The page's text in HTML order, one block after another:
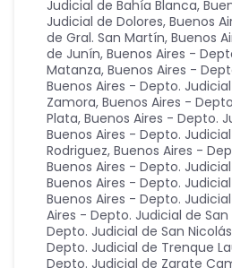
Judicial de Bahía Blanca,
Judicial de Dolores, Buenos
de Gral. San Martín, Buenos
de Junín, Buenos Aires -
Matanza, Buenos Aires -
Buenos Aires - Depto.
Zamora, Buenos Aires -
Plata, Buenos Aires - Depto.
Buenos Aires - Depto.
Rodriguez, Buenos Aires -
Buenos Aires - Depto.
Buenos Aires - Depto.
Buenos Aires - Depto.
Aires - Depto. Judicial de San
Depto. Judicial de San Nicolás
Depto. Judicial de Trenque
Depto. Judicial de Zarate